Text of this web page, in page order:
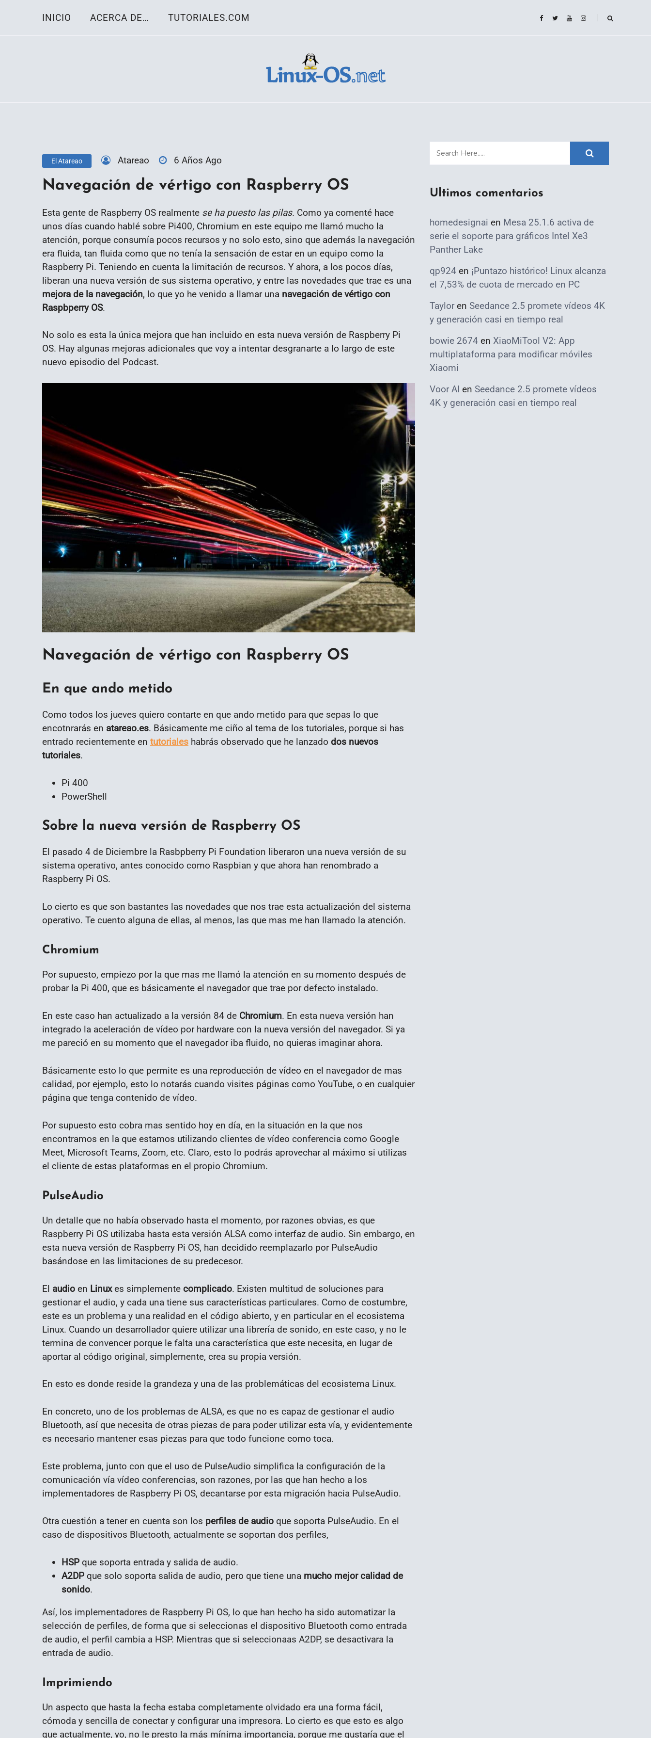
INICIO ACERCA DE… TUTORIALES.COM
El Atareao Atareao 6 Años Ago
Navegación de vértigo con Raspberry OS
Esta gente de Raspberry OS realmente se ha puesto las pilas. Como ya comenté hace
unos días cuando hablé sobre Pi400, Chromium en este equipo me llamó mucho la
atención, porque consumía pocos recursos y no solo esto, sino que además la navegación
era fluida, tan fluida como que no tenía la sensación de estar en un equipo como la
Raspberry Pi. Teniendo en cuenta la limitación de recursos. Y ahora, a los pocos días,
liberan una nueva versión de sus sistema operativo, y entre las novedades que trae es una
mejora de la navegación, lo que yo he venido a llamar una navegación de vértigo con
Raspbperry OS.
No solo es esta la única mejora que han incluido en esta nueva versión de Raspberry Pi
OS. Hay algunas mejoras adicionales que voy a intentar desgranarte a lo largo de este
nuevo episodio del Podcast.
Navegación de vértigo con Raspberry OS
En que ando metido
Como todos los jueves quiero contarte en que ando metido para que sepas lo que
encotnrarás en atareao.es. Básicamente me ciño al tema de los tutoriales, porque si has
entrado recientemente en tutoriales habrás observado que he lanzado dos nuevos
tutoriales.
Pi 400
PowerShell
Sobre la nueva versión de Raspberry OS
El pasado 4 de Diciembre la Rasbpberry Pi Foundation liberaron una nueva versión de su
sistema operativo, antes conocido como Raspbian y que ahora han renombrado a
Raspberry Pi OS.
Lo cierto es que son bastantes las novedades que nos trae esta actualización del sistema
operativo. Te cuento alguna de ellas, al menos, las que mas me han llamado la atención.
Chromium
Por supuesto, empiezo por la que mas me llamó la atención en su momento después de
probar la Pi 400, que es básicamente el navegador que trae por defecto instalado.
En este caso han actualizado a la versión 84 de Chromium. En esta nueva versión han
integrado la aceleración de vídeo por hardware con la nueva versión del navegador. Si ya
me pareció en su momento que el navegador iba fluido, no quieras imaginar ahora.
Básicamente esto lo que permite es una reproducción de vídeo en el navegador de mas
calidad, por ejemplo, esto lo notarás cuando visites páginas como YouTube, o en cualquier
página que tenga contenido de vídeo.
Por supuesto esto cobra mas sentido hoy en día, en la situación en la que nos
encontramos en la que estamos utilizando clientes de vídeo conferencia como Google
Meet, Microsoft Teams, Zoom, etc. Claro, esto lo podrás aprovechar al máximo si utilizas
el cliente de estas plataformas en el propio Chromium.
PulseAudio
Un detalle que no había observado hasta el momento, por razones obvias, es que
Raspberry Pi OS utilizaba hasta esta versión ALSA como interfaz de audio. Sin embargo, en
esta nueva versión de Raspberry Pi OS, han decidido reemplazarlo por PulseAudio
basándose en las limitaciones de su predecesor.
El audio en Linuxes simplemente complicado. Existen multitud de soluciones para
gestionar el audio, y cada una tiene sus características particulares. Como de costumbre,
este es un problema y una realidad en el código abierto, y en particular en el ecosistema
Linux. Cuando un desarrollador quiere utilizar una librería de sonido, en este caso, y no le
termina de convencer porque le falta una característica que este necesita, en lugar de
aportar al código original, simplemente, crea su propia versión.
En esto es donde reside la grandeza y una de las problemáticas del ecosistema Linux.
En concreto, uno de los problemas de ALSA, es que no es capaz de gestionar el audio
Bluetooth, así que necesita de otras piezas de para poder utilizar esta vía, y evidentemente
es necesario mantener esas piezas para que todo funcione como toca.
Este problema, junto con que el uso de PulseAudio simplifica la configuración de la
comunicación vía vídeo conferencias, son razones, por las que han hecho a los
implementadores de Raspberry Pi OS, decantarse por esta migración hacia PulseAudio.
Otra cuestión a tener en cuenta son los perfiles de audio que soporta PulseAudio. En el
caso de dispositivos Bluetooth, actualmente se soportan dos perfiles,
HSP que soporta entrada y salida de audio.
A2DP que solo soporta salida de audio, pero que tiene una mucho mejor calidad de
sonido.
Así, los implementadores de Raspberry Pi OS, lo que han hecho ha sido automatizar la
selección de perfiles, de forma que si seleccionas el dispositivo Bluetooth como entrada
de audio, el perfil cambia a HSP. Mientras que si seleccionaas A2DP, se desactivara la
entrada de audio.
Imprimiendo
Un aspecto que hasta la fecha estaba completamente olvidado era una forma fácil,
cómoda y sencilla de conectar y configurar una impresora. Lo cierto es que esto es algo
que actualmente, yo, no le presto la más mínima importancia, porque me gustaría que el
Ultimos comentarios
homedesignai en Mesa 25.1.6 activa de
serie el soporte para gráficos Intel Xe3
Panther Lake
qp924 en ¡Puntazo histórico! Linux alcanza
el 7,53% de cuota de mercado en PC
Taylor en Seedance 2.5 promete vídeos 4K
y generación casi en tiempo real
bowie 2674 en XiaoMiTool V2: App
multiplataforma para modificar móviles
Xiaomi
Voor AI en Seedance 2.5 promete vídeos
4K y generación casi en tiempo real